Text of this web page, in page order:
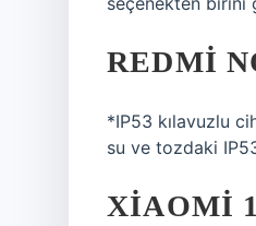
REDMI
*IP53 kılavuzlu
su ve tozdaki
XIAOMI